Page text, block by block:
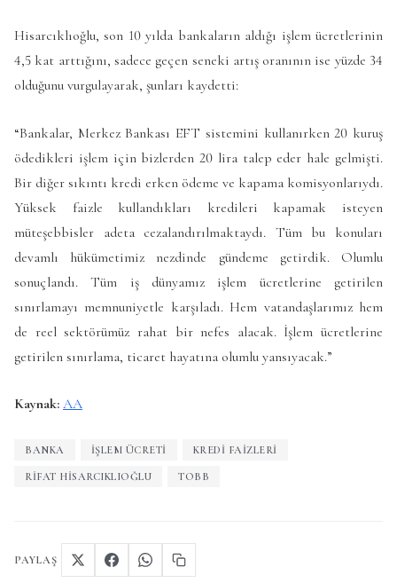
Hisarcıklıoğlu, son 10 yılda bankaların aldığı işlem ücretlerinin
4,5 kat arttığını, sadece geçen seneki artış oranının ise yüzde 34
olduğunu vurgulayarak, şunları kaydetti:
“Bankalar, Merkez Bankası EFT sistemini kullanırken 20 kuruş
ödedikleri işlem için bizlerden 20 lira talep eder hale gelmişti.
Bir diğer sıkıntı kredi erken ödeme ve kapama komisyonlarıydı.
Yüksek faizle kullandıkları kredileri kapamak isteyen
müteşebbisler adeta cezalandırılmaktaydı. Tüm bu konuları
devamlı hükümetimiz nezdinde gündeme getirdik. Olumlu
sonuçlandı. Tüm iş dünyamız işlem ücretlerine getirilen
sınırlamayı memnuniyetle karşıladı. Hem vatandaşlarımız hem
de reel sektörümüz rahat bir nefes alacak. İşlem ücretlerine
getirilen sınırlama, ticaret hayatına olumlu yansıyacak.”
Kaynak: AA
BANKA IŞLEM ÜCRETI KREDI FAIZLERI
RIFAT HISARCIKLIOĞLU TOBB
PAYLAŞ